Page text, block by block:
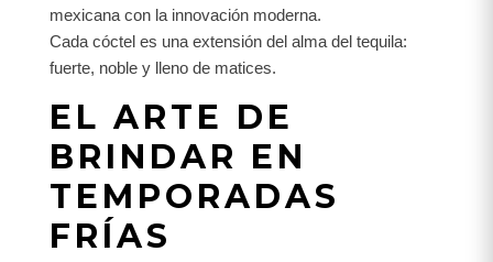
mexicana con la innovación moderna.
Cada cóctel es una extensión del alma del tequila:
fuerte, noble y lleno de matices.
EL ARTE DE
BRINDAR EN
TEMPORADAS
FRÍAS